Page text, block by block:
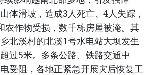
体滑坡，造成3人死亡、4人失踪，
农作物受损，数千栋房屋被淹。其
北溪村的北溪1号水电站大坝发生
过5米。多条公路、铁路交通中
受阻，各地正紧急开展灾后恢复工